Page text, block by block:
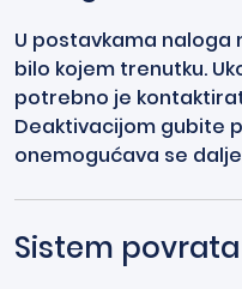
U postavkama naloga
bilo kojem trenutku.
potrebno je
Deaktivacijom gubite
onemogućava se
Sistem